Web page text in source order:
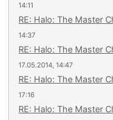
14:11
RE: Halo: The Master
14:37
RE: Halo: The Master
17.05.2014, 14:47
RE: Halo: The Master
17:16
RE: Halo: The Master